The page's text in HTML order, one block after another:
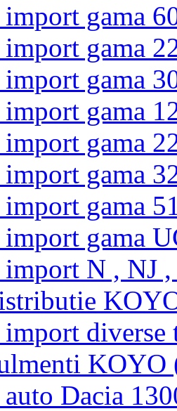
gama
gama
gama
gama
gama
gama
gama
gama
N , NJ
KOYO
Dacia